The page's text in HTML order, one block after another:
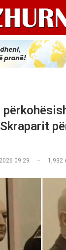
09:29 1,932